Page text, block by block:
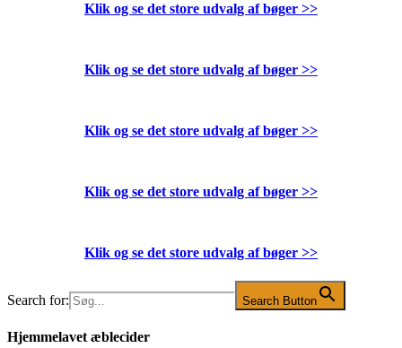
Klik og se det store udvalg af bøger >>
Klik og se det store udvalg af bøger >>
Klik og se det store udvalg af bøger >>
Klik og se det store udvalg af bøger >>
Klik og se det store udvalg af bøger >>
Search for: Search Button
Hjemmelavet æblecider